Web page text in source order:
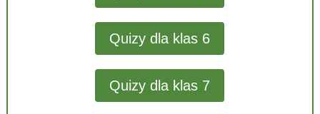
Quizy dla klas 6
Quizy dla klas 7